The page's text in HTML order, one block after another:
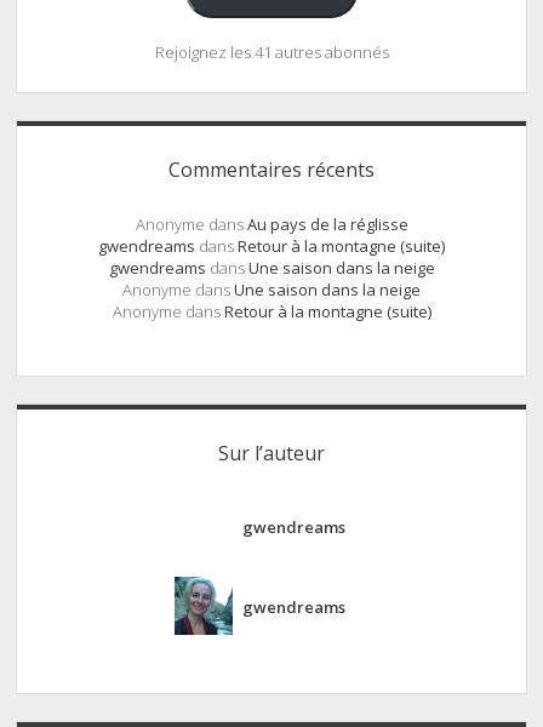
Rejoignez les 41 autres abonnés
Commentaires récents
Anonyme dansAu pays de la réglisse
gwendreams dansRetour à la montagne (suite)
gwendreams dansUne saison dans la neige
Anonyme dansUne saison dans la neige
Anonyme dansRetour à la montagne (suite)
Sur l’auteur
gwendreams
gwendreams